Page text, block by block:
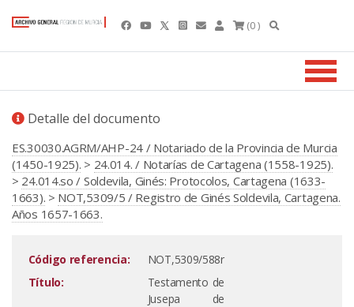
(0 )
Detalle del documento
ES.30030.AGRM/AHP-24 / Notariado de la Provincia de Murcia
(1450-1925). > 24.014. / Notarías de Cartagena (1558-1925).
> 24.014.so / Soldevila, Ginés: Protocolos, Cartagena (1633-
1663). > NOT,5309/5 / Registro de Ginés Soldevila, Cartagena.
Años 1657-1663.
Código referencia:
NOT,5309/588r
Título:
Testamento de
Jusepa de